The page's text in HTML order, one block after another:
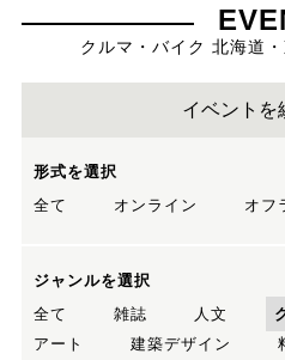
クルマ・バイク 北海道
イベントを
形式を選択
全て
オンライン オフ
ジャンルを選択
全て
雑誌 人文
アート
建築デザイン